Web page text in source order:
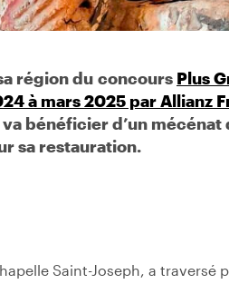
région du concours Plus
à mars 2025 par Allianz
va bénéficier d’un
sa restauration.
Saint-Joseph, a traversé